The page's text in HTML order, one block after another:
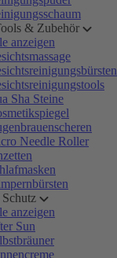
& Zubehör
anzeigen
Sha Steine
Needle Roller
anzeigen
Sun